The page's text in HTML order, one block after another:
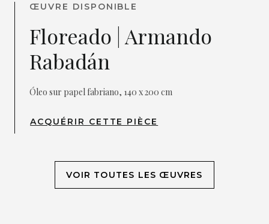
ŒUVRE DISPONIBLE
Floreado | Armando
Rabadán
Óleo sur papel fabriano, 140 x 200 cm
ACQUÉRIR CETTE PIÈCE
VOIR TOUTES LES ŒUVRES